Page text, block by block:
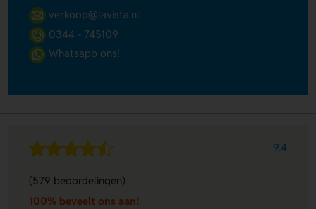
verkoop@lavista.nl
0344 - 745109
Whatsapp ons!
9.4
(579 beoordelingen)
100% beveelt ons aan!